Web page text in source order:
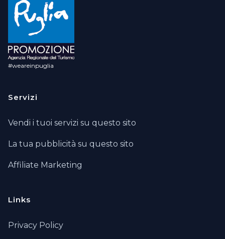
#weareinpuglia
Servizi
Vendi i tuoi servizi su questo sito
La tua pubblicità su questo sito
Affiliate Marketing
Links
Privacy Policy